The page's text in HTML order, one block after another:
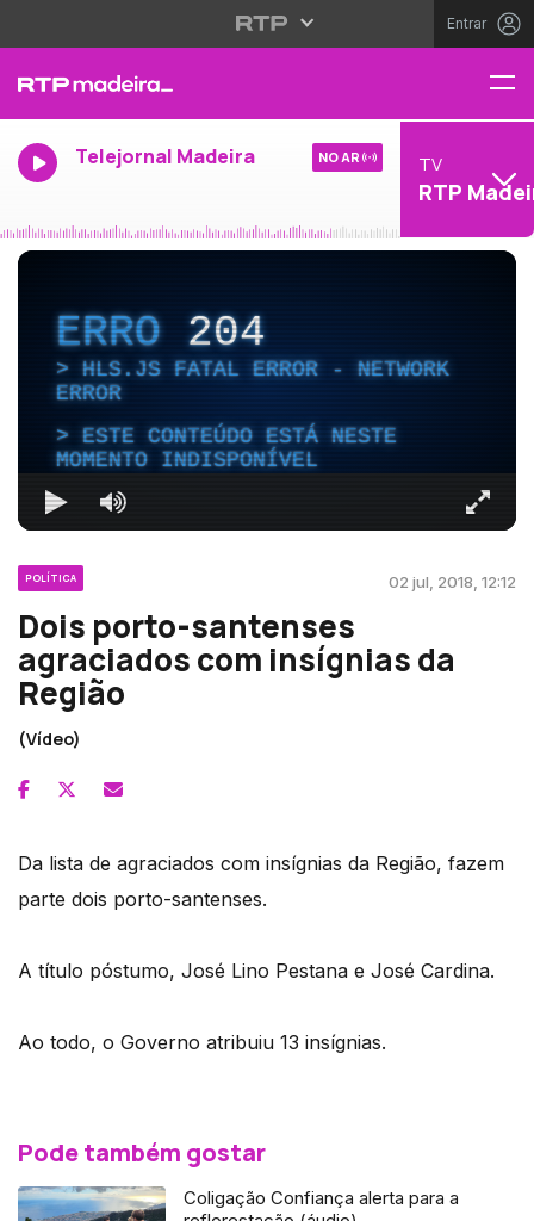
Entrar
Telejornal Madeira NO AR TV
RTP
ERRO204
HLS.JS FATAL ERROR - NETWORK
ERROR
ESTE CONTEÚDO ESTÁ NESTE
MOMENTO INDISPONÍVEL
POLÍTICA 02 jul, 2018, 12:12
Dois porto-santenses
agraciados com insígnias da
Região
(Vídeo)
Da lista de agraciados com insígnias da Região, fazem
parte dois porto-santenses.
A título póstumo, José Lino Pestana e José Cardina.
Ao todo, o Governo atribuiu 13 insígnias.
Pode também gostar
Coligação Confiança alerta para a